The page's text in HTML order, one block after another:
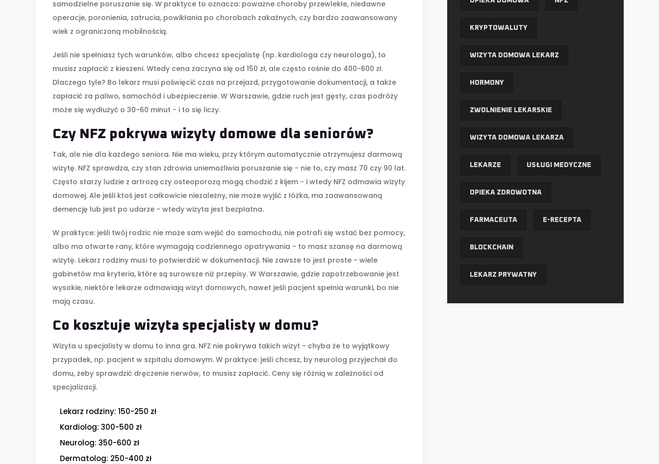
samodzielne poruszanie się. W praktyce to oznacza: poważne choroby przewlekłe, niedawne
operacje, poronienia, zatrucia, powikłania po chorobach zakaźnych, czy bardzo zaawansowany
wiek z ograniczoną mobilnością.
Jeśli nie spełniasz tych warunków, albo chcesz specjalistę (np. kardiologa czy neurologa), to
musisz zapłacić z kieszeni. Wtedy cena zaczyna się od 150 zł, ale często rośnie do 400-600 zł.
Dlaczego tyle? Bo lekarz musi poświęcić czas na przejazd, przygotowanie dokumentacji, a także
zapłacić za paliwo, samochód i ubezpieczenie. W Warszawie, gdzie ruch jest gęsty, czas podróży
może się wydłużyć o 30-60 minut - i to się liczy.
Czy NFZ pokrywa wizyty domowe dla seniorów?
Tak, ale nie dla każdego seniora. Nie ma wieku, przy którym automatycznie otrzymujesz darmową
wizytę. NFZ sprawdza, czy stan zdrowia uniemożliwia poruszanie się - nie to, czy masz 70 czy 90 lat.
Często starzy ludzie z artrozą czy osteoporozą mogą chodzić z kijem - i wtedy NFZ odmawia wizyty
domowej. Ale jeśli ktoś jest całkowicie niezależny, nie może wyjść z łóżka, ma zaawansowaną
demencję lub jest po udarze - wtedy wizyta jest bezpłatna.
W praktyce: jeśli twój rodzic nie może sam wejść do samochodu, nie potrafi się wstać bez pomocy,
albo ma otwarte rany, które wymagają codziennego opatrywania - to masz szansę na darmową
wizytę. Lekarz rodziny musi to potwierdzić w dokumentacji. Nie zawsze to jest proste - wiele
gabinetów ma kryteria, które są surowsze niż przepisy. W Warszawie, gdzie zapotrzebowanie jest
wysokie, niektóre lekarze odmawiają wizyt domowych, nawet jeśli pacjent spełnia warunki, bo nie
mają czasu.
Co kosztuje wizyta specjalisty w domu?
Wizyta u specjalisty w domu to inna gra. NFZ nie pokrywa takich wizyt - chyba że to wyjątkowy
przypadek, np. pacjent w szpitalu domowym. W praktyce: jeśli chcesz, by neurolog przyjechał do
domu, żeby sprawdzić dręczenie nerwów, to musisz zapłacić. Ceny się różnią w zależności od
specjalizacji.
Lekarz rodziny: 150-250 zł
Kardiolog: 300-500 zł
Neurolog: 350-600 zł
Dermatolog: 250-400 zł
KRYPTOWALUTY
WIZYTA DOMOWA LEKARZ
HORMONY
ZWOLNIENIE LEKARSKIE
WIZYTA DOMOWA LEKARZA
LEKARZE USŁUGI MEDYCZNE
OPIEKA ZDROWOTNA
FARMACEUTA E-RECEPTA
BLOCKCHAIN
LEKARZ PRYWATNY